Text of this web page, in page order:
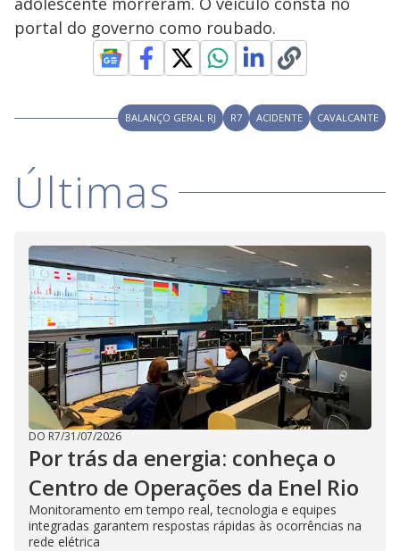
d
e
portal do governo como roubado.
BALANÇO GERAL RJ R7 ACIDENTE CAVALCANTE
Últimas
DO R7/31/07/2026
Por trás da energia: conheça o
Centro de Operações da Enel Rio
Monitoramento em tempo real, tecnologia e equipes
integradas garantem respostas rápidas às ocorrências na
rede elétrica